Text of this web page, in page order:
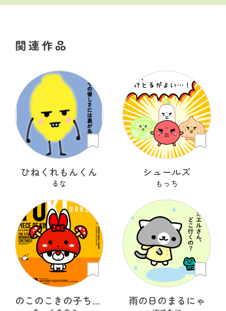
関連作品
ひねくれもんくん
るな
シュールズ
もっち
のこのこきの子ちゃん 雨の日のまるにゃ